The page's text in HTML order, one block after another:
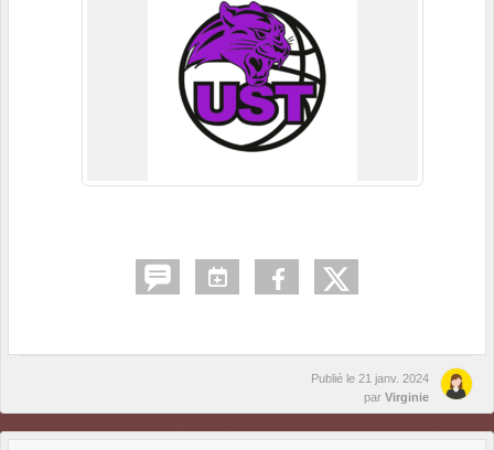
Publié le 21 janv. 2024
par Virginie